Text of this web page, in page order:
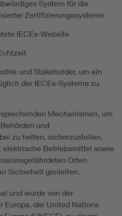
System für die
Zertifizierungssysteme
IECEx-Website
und Stakeholder, um ein
der IECEx-Systeme zu
Mechanismen, um
und
zu helfen, sicherzustellen,
Betriebsmittel sowie
Orten
Sicherheit genießen.
und wurde von der
Europa, der United Nations